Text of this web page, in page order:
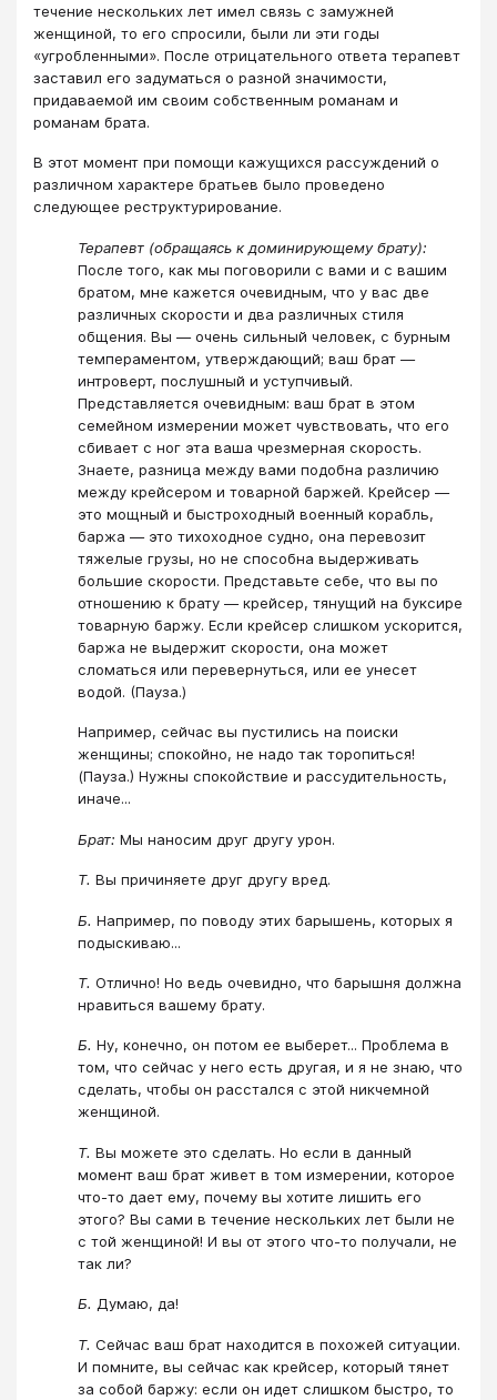
течение нескольких лет имел связь с замужней
женщиной, то его спросили, были ли эти годы
«угробленными». После отрицательного ответа терапевт
заставил его задуматься о разной значимости,
придаваемой им своим собственным романам и
романам брата.
В этот момент при помощи кажущихся рассуждений о
различном характере братьев было проведено
следующее реструктурирование.
Терапевт (обращаясь к доминирующему брату):
После того, как мы поговорили с вами и с вашим
братом, мне кажется очевидным, что у вас две
различных скорости и два различных стиля
общения. Вы — очень сильный человек, с бурным
темпераментом, утверждающий; ваш брат —
интроверт, послушный и уступчивый.
Представляется очевидным: ваш брат в этом
семейном измерении может чувствовать, что его
сбивает с ног эта ваша чрезмерная скорость.
Знаете, разница между вами подобна различию
между крейсером и товарной баржей. Крейсер —
это мощный и быстроходный военный корабль,
баржа — это тихоходное судно, она перевозит
тяжелые грузы, но не способна выдерживать
большие скорости. Представьте себе, что вы по
отношению к брату — крейсер, тянущий на буксире
товарную баржу. Если крейсер слишком ускорится,
баржа не выдержит скорости, она может
сломаться или перевернуться, или ее унесет
водой. (Пауза.)
Например, сейчас вы пустились на поиски
женщины; спокойно, не надо так торопиться!
(Пауза.) Нужны спокойствие и рассудительность,
иначе...
Брат: Мы наносим друг другу урон.
Т. Вы причиняете друг другу вред.
Б. Например, по поводу этих барышень, которых я
подыскиваю...
Т. Отлично! Но ведь очевидно, что барышня должна
нравиться вашему брату.
Б. Ну, конечно, он потом ее выберет... Проблема в
том, что сейчас у него есть другая, и я не знаю, что
сделать, чтобы он расстался с этой никчемной
женщиной.
Т. Вы можете это сделать. Но если в данный
момент ваш брат живет в том измерении, которое
что-то дает ему, почему вы хотите лишить его
этого? Вы сами в течение нескольких лет были не
с той женщиной! И вы от этого что-то получали, не
так ли?
Б. Думаю, да!
Т. Сейчас ваш брат находится в похожей ситуации.
И помните, вы сейчас как крейсер, который тянет
за собой баржу: если он идет слишком быстро, то